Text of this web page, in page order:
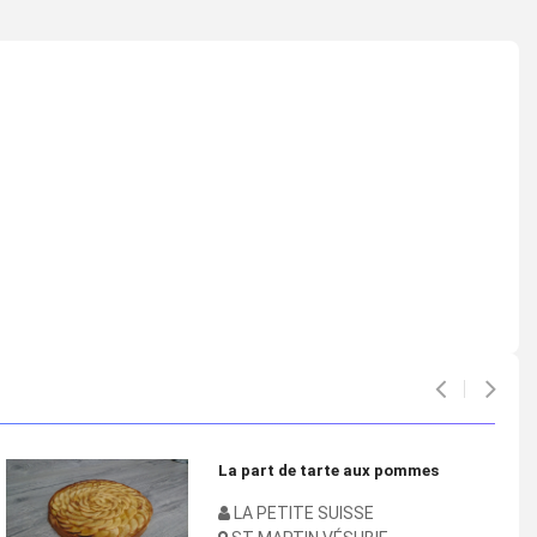
La part de tarte aux pommes
LA PETITE SUISSE